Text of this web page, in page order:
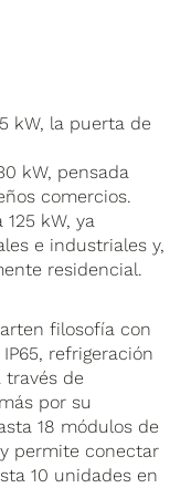
kW, la puerta de
kW, pensada
comercios.
125 kW, ya
e industriales y,
residencial.
filosofía con
refrigeración
de
por su
18 módulos de
permite conectar
10 unidades en